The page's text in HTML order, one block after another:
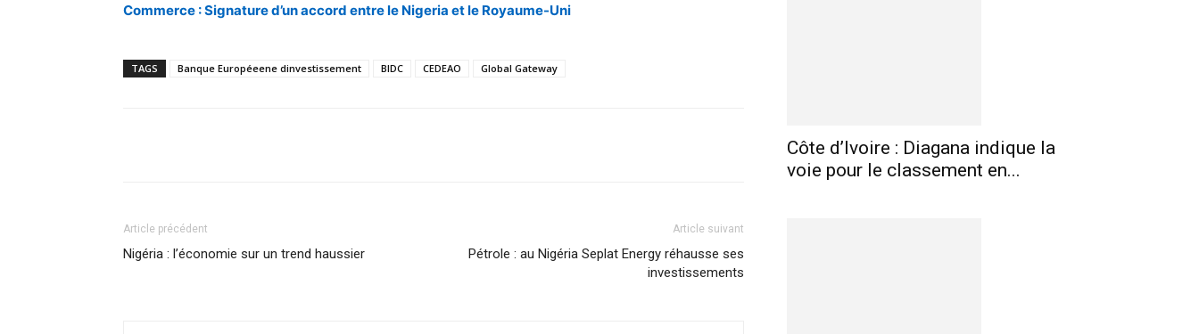
Commerce : Signature d’un accord entre le Nigeria et le Royaume-Uni
TAGS Banque Européeene dinvestissement BIDC CEDEAO Global Gateway
E-mail Imprimer Telegram
Article précédent
Nigéria : l’économie sur un trend haussier
Article suivant
Pétrole : au Nigéria Seplat Energy réhausse ses
investissements
Côte d’Ivoire : Diagana indique la
voie pour le classement en...